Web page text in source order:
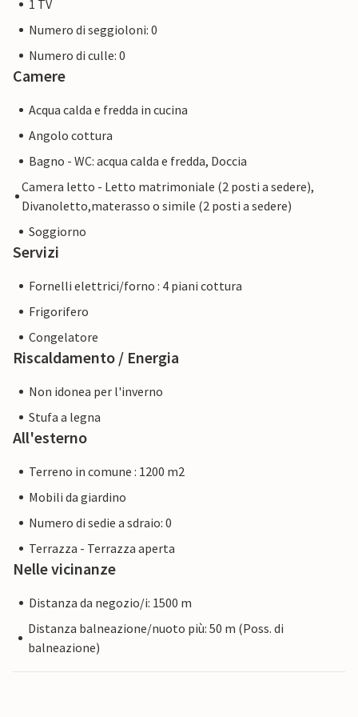
1 TV
Numero di seggioloni: 0
Numero di culle: 0
Camere
Acqua calda e fredda in cucina
Angolo cottura
Bagno - WC: acqua calda e fredda, Doccia
Camera letto - Letto matrimoniale (2 posti a sedere),
Divanoletto,materasso o simile (2 posti a sedere)
Soggiorno
Servizi
Fornelli elettrici/forno : 4 piani cottura
Frigorifero
Congelatore
Riscaldamento / Energia
Non idonea per l'inverno
Stufa a legna
All'esterno
Terreno in comune : 1200 m2
Mobili da giardino
Numero di sedie a sdraio: 0
Terrazza - Terrazza aperta
Nelle vicinanze
Distanza da negozio/i: 1500 m
Distanza balneazione/nuoto più: 50 m (Poss. di
balneazione)